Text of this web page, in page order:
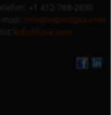
info@koboldusa.com
koboldusa.com